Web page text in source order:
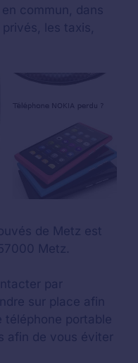
commun, dans
les taxis,
de Metz est
Metz.
par
sur place afin
portable
afin de vous éviter